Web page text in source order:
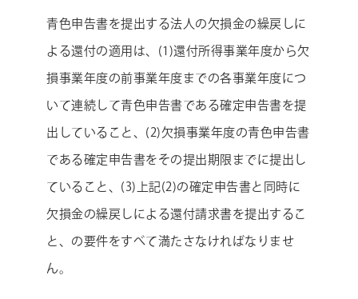
青色申告書を提出する法人の欠損金の繰戻しに
よる還付の適用は、(1)還付所得事業年度から欠
損事業年度の前事業年度までの各事業年度につ
いて連続して青色申告書である確定申告書を提
出していること、(2)欠損事業年度の青色申告書
である確定申告書をその提出期限までに提出し
ていること、(3)上記(2)の確定申告書と同時に
欠損金の繰戻しによる還付請求書を提出するこ
と、の要件をすべて満たさなければなりませ
ん。